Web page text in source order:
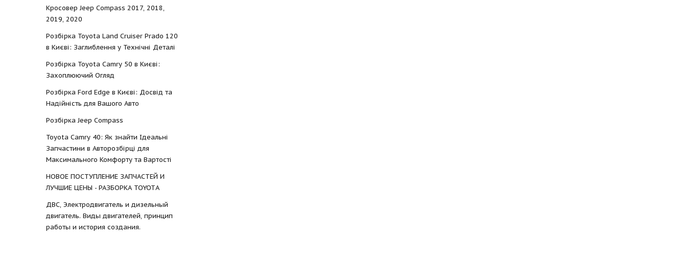
Кросовер Jeep Compass 2017, 2018,
2019, 2020
Розбірка Toyota Land Cruiser Prado 120
в Києві: Заглиблення у Технічні Деталі
Розбірка Toyota Camry 50 в Києві:
Захоплюючий Огляд
Розбірка Ford Edge в Києві: Досвід та
Надійність для Вашого Авто
Розбірка Jeep Compass
Toyota Camry 40: Як знайти Ідеальні
Запчастини в Авторозбірці для
Максимального Комфорту та Вартості
НОВОЕ ПОСТУПЛЕНИЕ ЗАПЧАСТЕЙ И
ЛУЧШИЕ ЦЕНЫ - РАЗБОРКА TOYOTА
ДВС, Электродвигатель и дизельный
двигатель. Виды двигателей, принцип
работы и история создания.